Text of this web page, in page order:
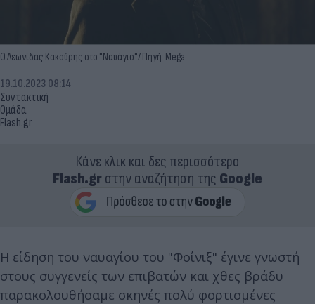
Ο Λεωνίδας Κακούρης στο "Ναυάγιο"/ Πηγή: Mega
Συντακτική
Ομάδα
Flash.gr
19.10.2023 08:14
Κάνε κλικ και δες περισσότερο
Flash.grστην αναζήτηση της Google
Η είδηση του ναυαγίου του "Φοίνιξ" έγινε γνωστή
στους συγγενείς των επιβατών και χθες βράδυ
παρακολουθήσαμε σκηνές πολύ φορτισμένες